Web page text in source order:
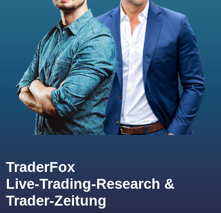
TraderFox
Live-Trading-Research &
Trader-Zeitung